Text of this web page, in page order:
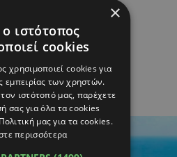
×
ιστότοπος
cookies
χρησιμοποιεί cookies για
εμπειρίας των χρηστών.
ιστότοπό μας, παρέχετε
σας για όλα τα cookies
μας για τα cookies.
περισσότερα